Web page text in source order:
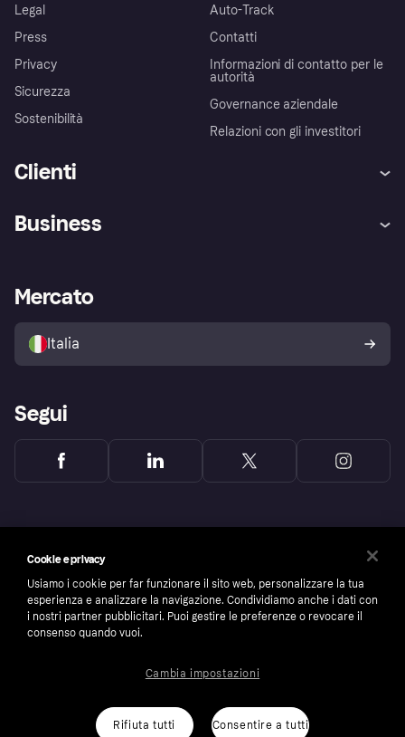
Legal
Press
Privacy
Sicurezza
Sostenibilità
Auto-Track
Contatti
Informazioni di contatto per le
autorità
Governance aziendale
Relazioni con gli investitori
Clienti
Esplora i negozi
Politica di protezione
dell'acquirente Klarna
Business
Accesso aziende
Mercato
Italia
Segui
number: 556737-0431
Cookie e privacy
Usiamo i cookie per far funzionare il sito web, personalizzare la tua
esperienza e analizzare la navigazione. Condividiamo anche i dati con
i nostri partner pubblicitari. Puoi gestire le preferenze o revocare il
consenso quando vuoi.
Rifiuta tutti Consentire a tutti
Cambia impostazioni